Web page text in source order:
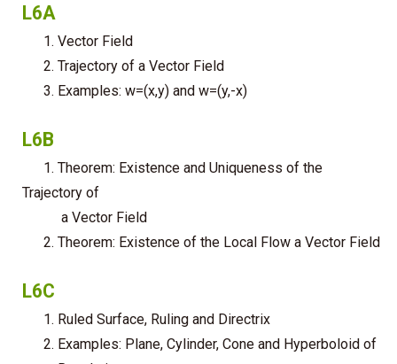
L6A
1. Vector Field
2. Trajectory of a Vector Field
3. Examples: w=(x,y) and w=(y,-x)
L6B
1. Theorem: Existence and Uniqueness of the
Trajectory of
a Vector Field
2. Theorem: Existence of the Local Flow a Vector Field
L6C
1. Ruled Surface, Ruling and Directrix
2. Examples: Plane, Cylinder, Cone and Hyperboloid of